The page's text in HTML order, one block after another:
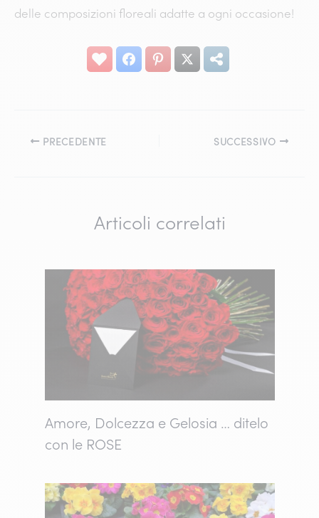
delle composizioni floreali adatte a ogni occasione!
PRECEDENTE SUCCESSIVO
Articoli correlati
Amore, Dolcezza e Gelosia … ditelo
con le ROSE